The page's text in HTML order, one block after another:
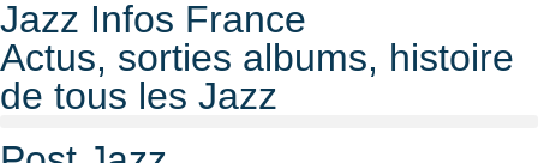
Jazz Infos France
Actus, sorties albums, histoire
de tous les Jazz